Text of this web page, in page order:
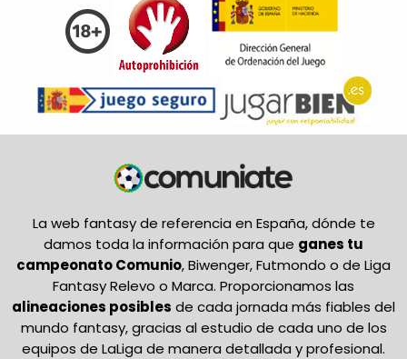
La web fantasy de referencia en España, dónde te
damos toda la información para que ganes tu
campeonato Comunio, Biwenger, Futmondo o de Liga
Fantasy Relevo o Marca. Proporcionamos las
alineaciones posibles de cada jornada más fiables del
mundo fantasy, gracias al estudio de cada uno de los
equipos de LaLiga de manera detallada y profesional.